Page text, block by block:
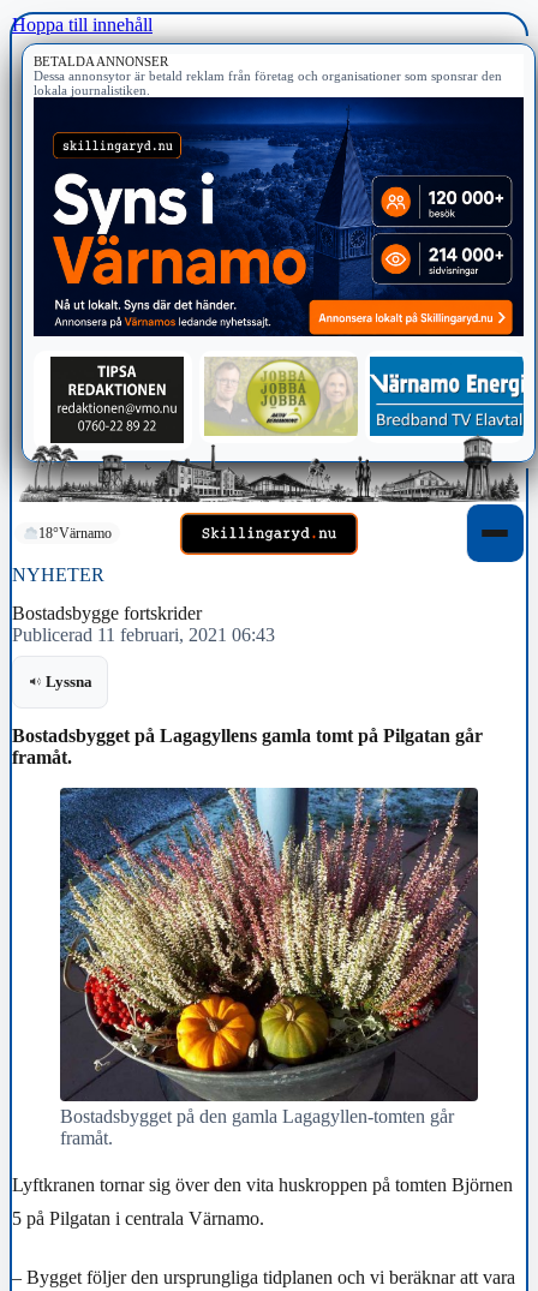
Hoppa till innehåll
BETALDA ANNONSER
Dessa annonsytor är betald reklam från företag och organisationer som sponsrar den
lokala journalistiken.
18°Värnamo
NYHETER
Bostadsbygge fortskrider
Publicerad 11 februari, 2021 06:43
Lyssna
Bostadsbygget på Lagagyllens gamla tomt på Pilgatan går
framåt.
Bostadsbygget på den gamla Lagagyllen-tomten går
framåt.
Lyftkranen tornar sig över den vita huskroppen på tomten Björnen
5 på Pilgatan i centrala Värnamo.
– Bygget följer den ursprungliga tidplanen och vi beräknar att vara